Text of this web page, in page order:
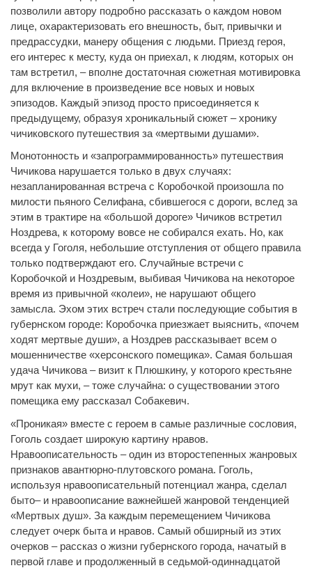
позволили автору подробно рассказать о каждом новом
лице, охарактеризовать его внешность, быт, привычки и
предрассудки, манеру общения с людьми. Приезд героя,
его интерес к месту, куда он приехал, к людям, которых он
там встретил, – вполне достаточная сюжетная мотивировка
для включение в произведение все новых и новых
эпизодов. Каждый эпизод просто присоединяется к
предыдущему, образуя хроникальный сюжет – хронику
чичиковского путешествия за «мертвыми душами».
Монотонность и «запрограммированность» путешествия
Чичикова нарушается только в двух случаях:
незапланированная встреча с Коробочкой произошла по
милости пьяного Селифана, сбившегося с дороги, вслед за
этим в трактире на «большой дороге» Чичиков встретил
Ноздрева, к которому вовсе не собирался ехать. Но, как
всегда у Гоголя, небольшие отступления от общего правила
только подтверждают его. Случайные встречи с
Коробочкой и Ноздревым, выбивая Чичикова на некоторое
время из привычной «колеи», не нарушают общего
замысла. Эхом этих встреч стали последующие события в
губернском городе: Коробочка приезжает выяснить, «почем
ходят мертвые души», а Ноздрев рассказывает всем о
мошенничестве «херсонского помещика». Самая большая
удача Чичикова – визит к Плюшкину, у которого крестьяне
мрут как мухи, – тоже случайна: о существовании этого
помещика ему рассказал Собакевич.
«Проникая» вместе с героем в самые различные сословия,
Гоголь создает широкую картину нравов.
Нравоописательность – один из второстепенных жанровых
признаков авантюрно-плутовского романа. Гоголь,
используя нравоописательный потенциал жанра, сделал
быто– и нравоописание важнейшей жанровой тенденцией
«Мертвых душ». За каждым перемещением Чичикова
следует очерк быта и нравов. Самый обширный из этих
очерков – рассказ о жизни губернского города, начатый в
первой главе и продолженный в седьмой-одиннадцатой